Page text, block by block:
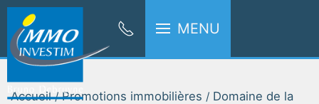
MENU
Accueil Promotions immobilières
Domaine de la